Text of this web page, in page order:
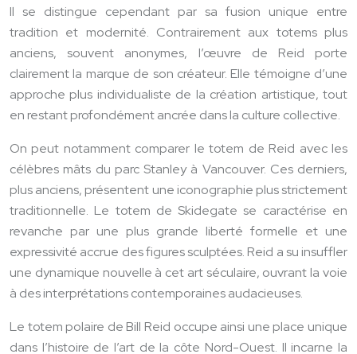
Il se distingue cependant par sa fusion unique entre
tradition et modernité. Contrairement aux totems plus
anciens, souvent anonymes, l’œuvre de Reid porte
clairement la marque de son créateur. Elle témoigne d’une
approche plus individualiste de la création artistique, tout
en restant profondément ancrée dans la culture collective.
On peut notamment comparer le totem de Reid avec les
célèbres mâts du parc Stanley à Vancouver. Ces derniers,
plus anciens, présentent une iconographie plus strictement
traditionnelle. Le totem de Skidegate se caractérise en
revanche par une plus grande liberté formelle et une
expressivité accrue des figures sculptées. Reid a su insuffler
une dynamique nouvelle à cet art séculaire, ouvrant la voie
à des interprétations contemporaines audacieuses.
Le totem polaire de Bill Reid occupe ainsi une place unique
dans l’histoire de l’art de la côte Nord-Ouest. Il incarne la